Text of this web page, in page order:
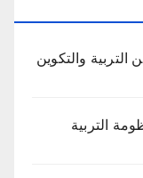
التربية والتكوين
التربية